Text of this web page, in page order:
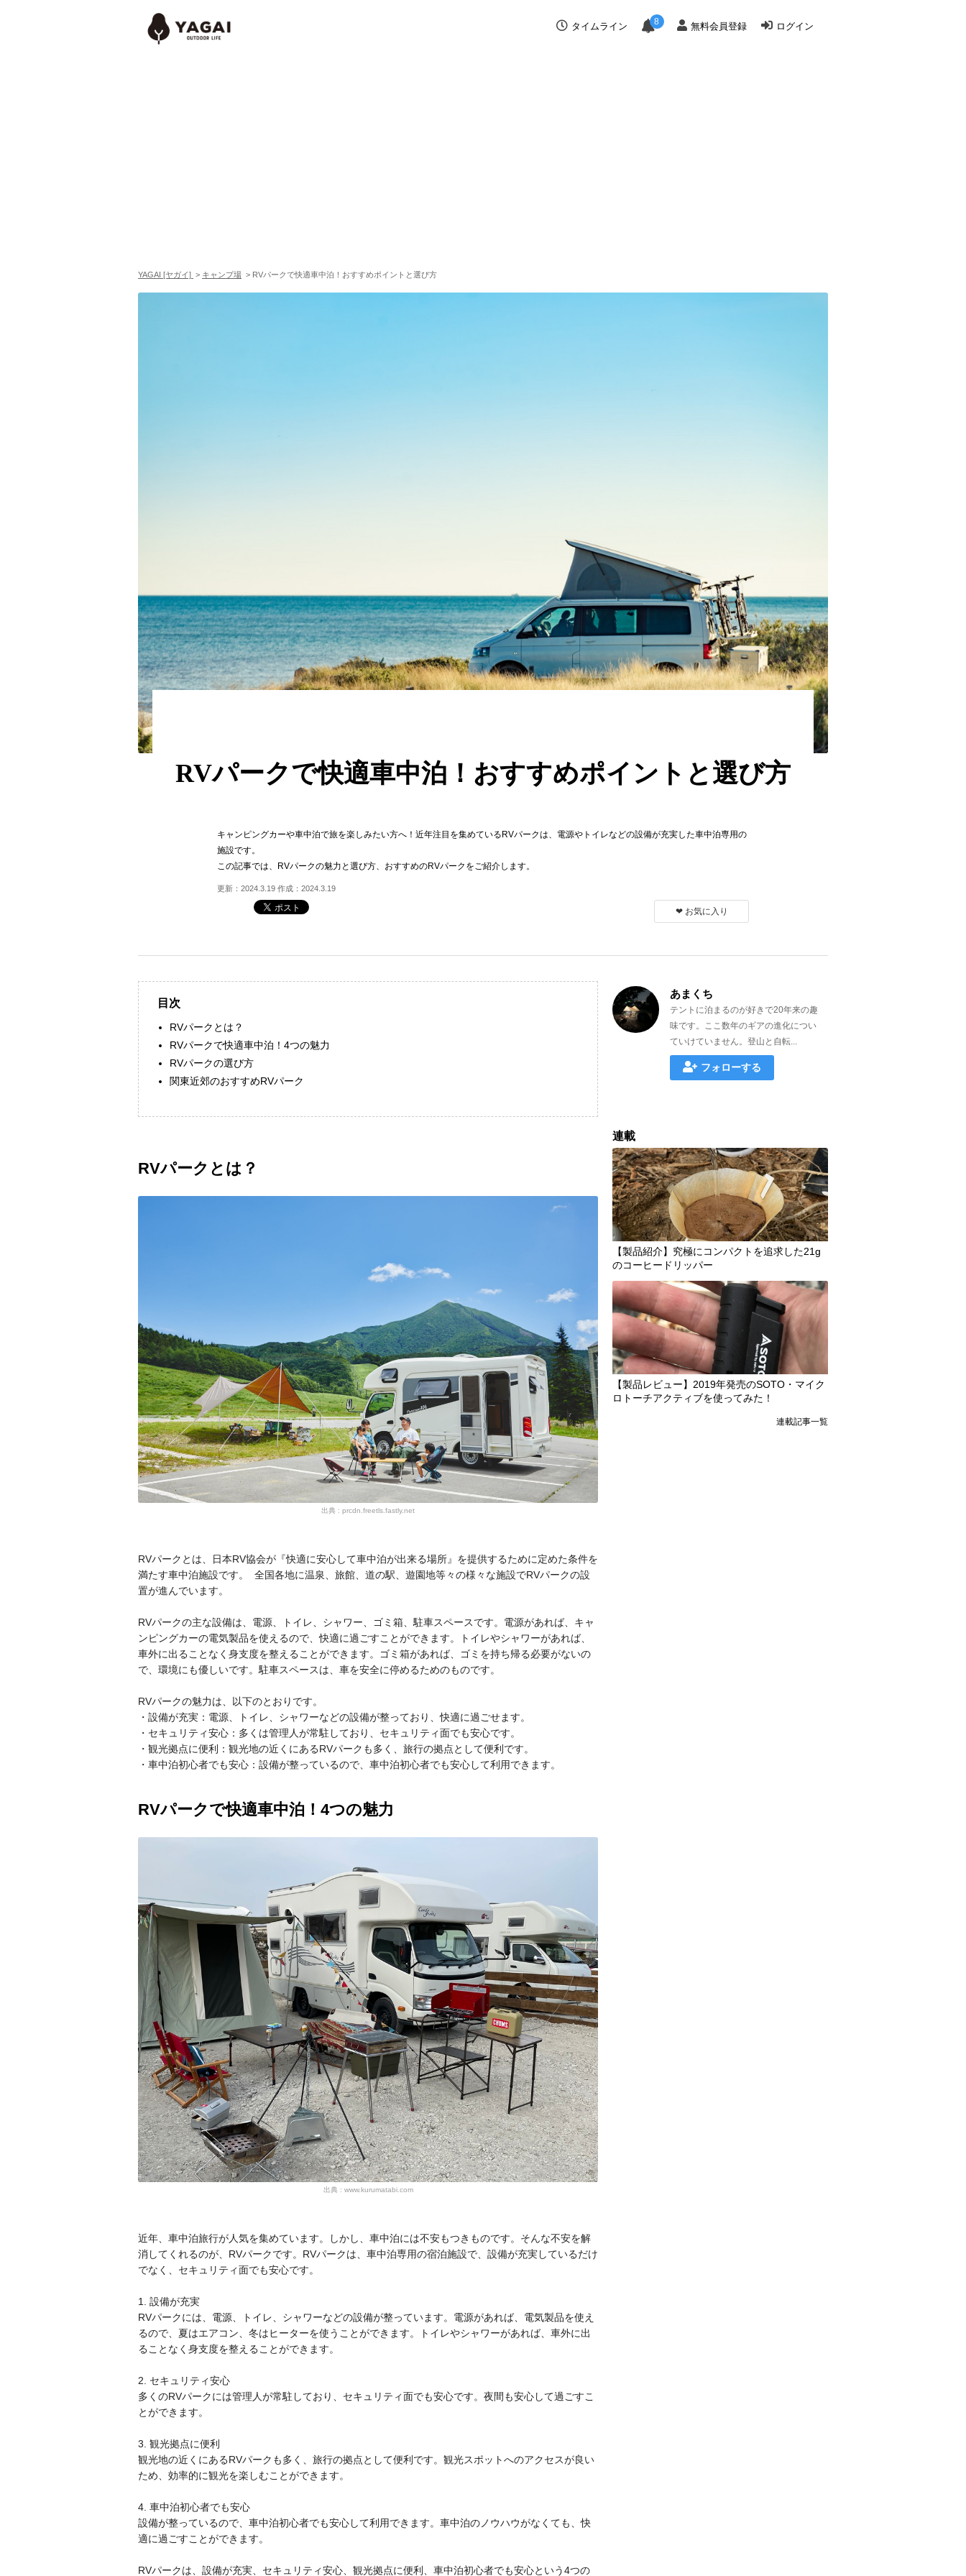
タイムライン 8 無料会員登録 ログイン
YAGAI [ヤガイ] > キャンプ場 > RVパークで快適車中泊！おすすめポイントと選び方
RVパークで快適車中泊！おすすめポイントと選び方
キャンピングカーや車中泊で旅を楽しみたい方へ！近年注目を集めているRVパークは、電源やトイレなどの設備が充実した車中泊専用の
施設です。
この記事では、RVパークの魅力と選び方、おすすめのRVパークをご紹介します。
更新：2024.3.19 作成：2024.3.19
❤︎ お気に入り
目次
RVパークとは？
RVパークで快適車中泊！4つの魅力
RVパークの選び方
関東近郊のおすすめRVパーク
RVパークとは？
出典 : prcdn.freetls.fastly.net
RVパークとは、日本RV協会が『快適に安心して車中泊が出来る場所』を提供するために定めた条件を
満たす車中泊施設です。 全国各地に温泉、旅館、道の駅、遊園地等々の様々な施設でRVパークの設
置が進んでいます。
RVパークの主な設備は、電源、トイレ、シャワー、ゴミ箱、駐車スペースです。電源があれば、キャ
ンピングカーの電気製品を使えるので、快適に過ごすことができます。トイレやシャワーがあれば、
車外に出ることなく身支度を整えることができます。ゴミ箱があれば、ゴミを持ち帰る必要がないの
で、環境にも優しいです。駐車スペースは、車を安全に停めるためのものです。
RVパークの魅力は、以下のとおりです。
・設備が充実：電源、トイレ、シャワーなどの設備が整っており、快適に過ごせます。
・セキュリティ安心：多くは管理人が常駐しており、セキュリティ面でも安心です。
・観光拠点に便利：観光地の近くにあるRVパークも多く、旅行の拠点として便利です。
・車中泊初心者でも安心：設備が整っているので、車中泊初心者でも安心して利用できます。
RVパークで快適車中泊！4つの魅力
出典 : www.kurumatabi.com
近年、車中泊旅行が人気を集めています。しかし、車中泊には不安もつきものです。そんな不安を解
消してくれるのが、RVパークです。RVパークは、車中泊専用の宿泊施設で、設備が充実しているだけ
でなく、セキュリティ面でも安心です。
1. 設備が充実
RVパークには、電源、トイレ、シャワーなどの設備が整っています。電源があれば、電気製品を使え
るので、夏はエアコン、冬はヒーターを使うことができます。トイレやシャワーがあれば、車外に出
ることなく身支度を整えることができます。
2. セキュリティ安心
多くのRVパークには管理人が常駐しており、セキュリティ面でも安心です。夜間も安心して過ごすこ
とができます。
3. 観光拠点に便利
観光地の近くにあるRVパークも多く、旅行の拠点として便利です。観光スポットへのアクセスが良い
ため、効率的に観光を楽しむことができます。
4. 車中泊初心者でも安心
設備が整っているので、車中泊初心者でも安心して利用できます。車中泊のノウハウがなくても、快
適に過ごすことができます。
RVパークは、設備が充実、セキュリティ安心、観光拠点に便利、車中泊初心者でも安心という4つの
あまくち
テントに泊まるのが好きで20年来の趣
味です。ここ数年のギアの進化につい
ていけていません。登山と自転...
フォローする
連載
【製品紹介】究極にコンパクトを追求した21g
のコーヒードリッパー
【製品レビュー】2019年発売のSOTO・マイク
ロトーチアクティブを使ってみた！
連載記事一覧